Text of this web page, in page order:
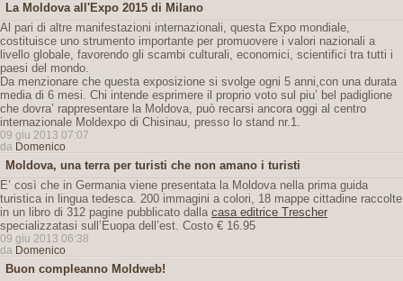
La Moldova all'Expo 2015 di Milano
Al pari di altre manifestazioni internazionali, questa Expo mondiale,
costituisce uno strumento importante per promuovere i valori nazionali a
livello globale, favorendo gli scambi culturali, economici, scientifici tra tutti i
paesi del mondo.
Da menzionare che questa exposizione si svolge ogni 5 anni,con una durata
media di 6 mesi. Chi intende esprimere il proprio voto sul piu’ bel padiglione
che dovra’ rappresentare la Moldova, può recarsi ancora oggi al centro
internazionale Moldexpo di Chisinau, presso lo stand nr.1.
09 giu 2013 07:07
da Domenico
Moldova, una terra per turisti che non amano i turisti
E’ così che in Germania viene presentata la Moldova nella prima guida
turistica in lingua tedesca. 200 immagini a colori, 18 mappe cittadine raccolte
in un libro di 312 pagine pubblicato dalla casa editrice Trescher
specializzatasi sull’Euopa dell’est. Costo € 16.95
09 giu 2013 06:38
da Domenico
Buon compleanno Moldweb!